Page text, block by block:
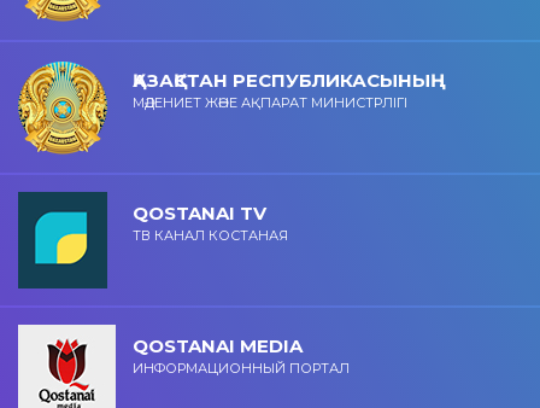
ҚАЗАҚСТАН РЕСПУБЛИКАСЫНЫҢ
МӘДЕНИЕТ ЖӘНЕ АҚПАРАТ МИНИСТРЛІГІ
QOSTANAI TV
ТВ КАНАЛ КОСТАНАЯ
QOSTANAI MEDIA
ИНФОРМАЦИОННЫЙ ПОРТАЛ